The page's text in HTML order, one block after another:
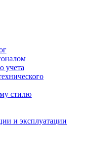
учета
стилю
и эксплуатации